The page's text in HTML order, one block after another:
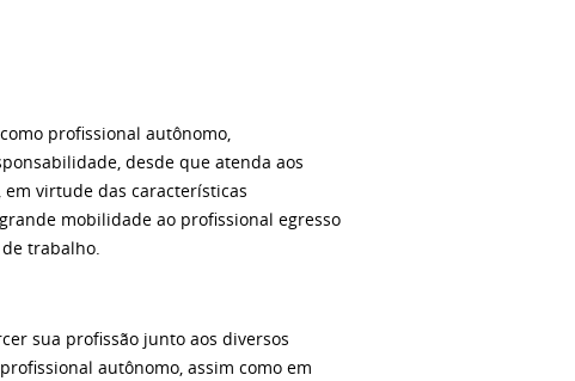
profissional autônomo,
desde que atenda aos
virtude das características
mobilidade ao profissional egresso
trabalho.
sua profissão junto aos diversos
autônomo, assim como em